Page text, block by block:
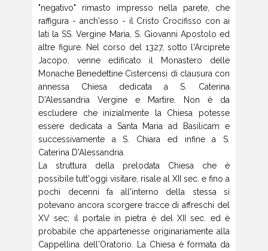
"negativo" rimasto impresso nella parete, che
raffigura - anch'esso - il Cristo Crocifisso con ai
lati la SS. Vergine Maria, S. Giovanni Apostolo ed
altre figure. Nel corso del 1327, sotto l'Arciprete
Jacopo, venne edificato il Monastero delle
Monache Benedettine Cistercensi di clausura con
annessa Chiesa dedicata a S. Caterina
D'Alessandria Vergine e Martire. Non è da
escludere che inizialmente la Chiesa potesse
essere dedicata a Santa Maria ad Basilicam e
successivamente a S. Chiara ed infine a S.
Caterina D'Alessandria.
La struttura della prelodata Chiesa che è
possibile tutt'oggi visitare, risale al XII sec. e fino a
pochi decenni fa all'interno della stessa si
potevano ancora scorgere tracce di affreschi del
XV sec; il portale in pietra è del XII sec. ed è
probabile che appartenesse originariamente alla
Cappellina dell'Oratorio. La Chiesa è formata da